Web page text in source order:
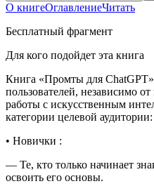
О книгеОглавлениеЧитать
Бесплатный фрагмент
Для кого подойдет эта книга
Книга «Промты для ChatGPT
пользователей, независимо
работы с искусственным
категории целевой аудитории:
• Новички :
— Те, кто только начинает
освоить его основы.